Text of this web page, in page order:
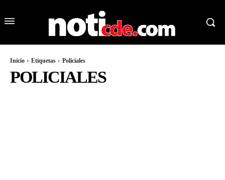
Inicio Etiquetas Policiales
POLICIALES